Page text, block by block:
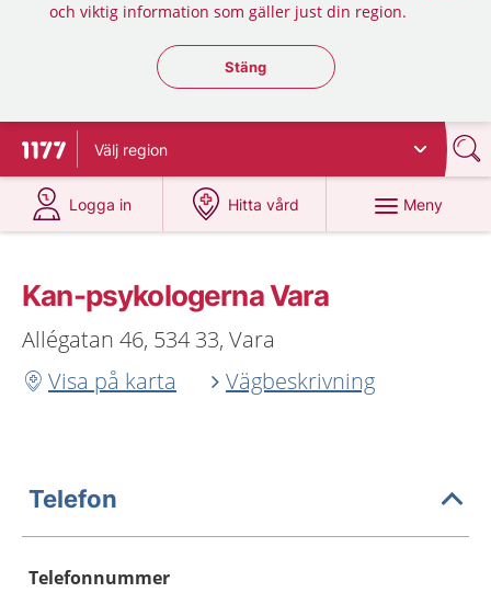
och viktig information som gäller just din region.
Stäng regionsväljaren
Stäng
Till startsidan för 1177
Välj region
Logga in
på 1177.se
Hitta vård
på 1177.se
Meny
Kan-psykologerna Vara
Allégatan 46, 534 33, Vara
Visa på karta
Vägbeskrivning
Telefon
Telefonnummer